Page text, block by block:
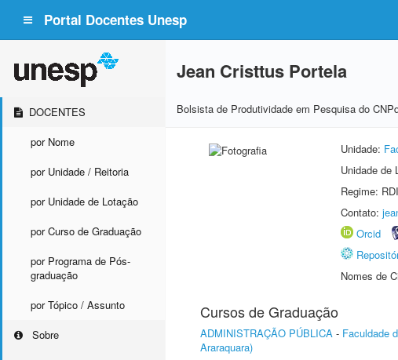
Portal Docentes Unesp
DOCENTES
por Nome
por Unidade / Reitoria
por Unidade de Lotação
por Curso de Graduação
por Programa de Pós-
graduação
por Tópico / Assunto
Sobre
Jean Cristtus Portela
Bolsista de Produtividade em Pesquisa do
Unidade:
Unidade de
Regime:
Contato:
Orcid
Nomes de
Cursos de Graduação
ADMINISTRAÇÃO PÚBLICA - Faculdade
Araraquara)